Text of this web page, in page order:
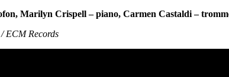
Marilyn Crispell – piano, Carmen Castaldi –
ECM Records